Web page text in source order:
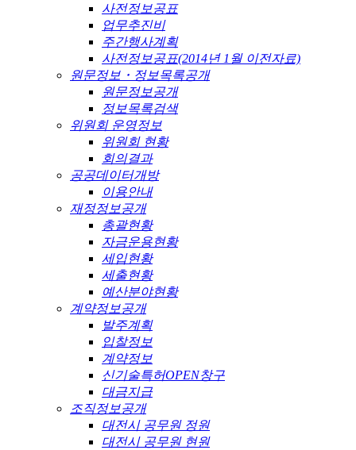
사전정보공표
업무추진비
주간행사계획
사전정보공표(2014년 1월 이전자료)
원문정보・정보목록공개
원문정보공개
정보목록검색
위원회 운영정보
위원회 현황
회의결과
공공데이터개방
이용안내
재정정보공개
총괄현황
자금운용현황
세입현황
세출현황
예산분야현황
계약정보공개
발주계획
입찰정보
계약정보
신기술특허OPEN창구
대금지급
조직정보공개
대전시 공무원 정원
대전시 공무원 현원